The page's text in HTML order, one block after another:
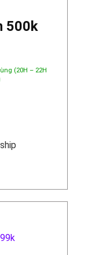
500k
(20H – 22H